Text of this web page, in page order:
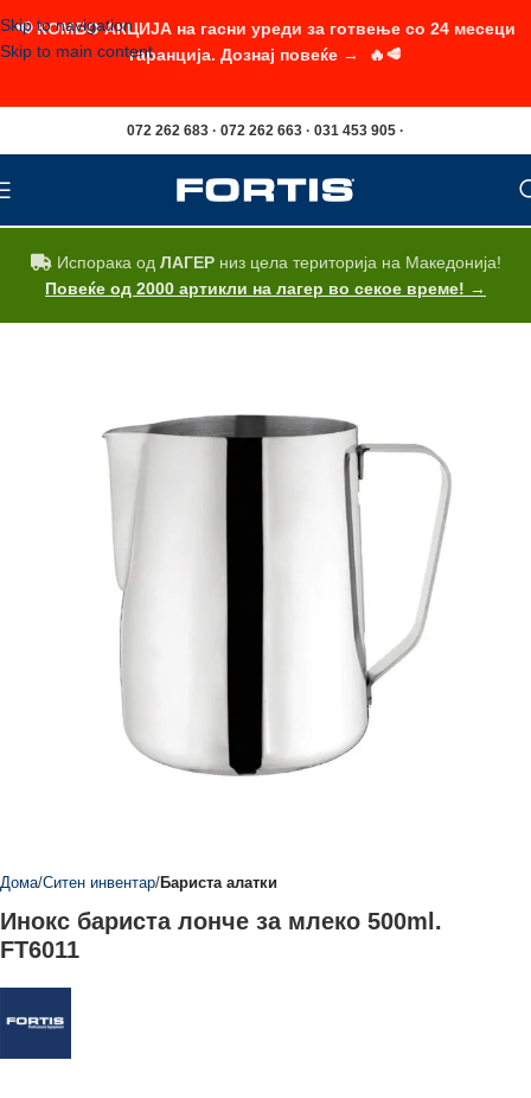
Skip to navigation
Skip to main content
072 262 683 · 072 262 663 · 031 453 905 ·
Испорака од ЛАГЕРниз цела територија на Македонија!
Повеќе од 2000 артикли на лагер во секое време! →
Дома Ситен инвентар Бариста алатки
Инокс бариста лонче за млеко 500ml.
FT6011
📢 КОМБО АКЦИЈА на гасни уреди за готвење со 24 месеци
гаранција. Дознај повеќе → 🔥🥩